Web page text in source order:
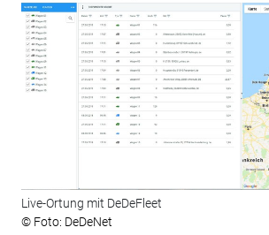
Live-Ortung mit DeDeFleet
© Foto: DeDeNet